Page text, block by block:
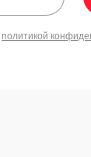
политикой